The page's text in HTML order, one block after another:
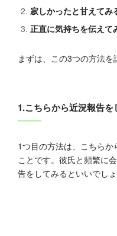
寂しかったと甘えてみ
正直に気持ちを伝えて
まずは、この3つの方法を
1.こちらから近況報告を
1つ目の方法は、こちら
ことです。彼氏と頻繁に
告をしてみるといいでしょ